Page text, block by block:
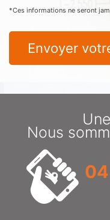
*Ces informations ne seront
Envoyer
Nous